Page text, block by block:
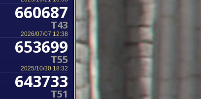
660687
T43
2026/07/07 12:38
653699
T55
2025/10/30 18:32
643733
T51